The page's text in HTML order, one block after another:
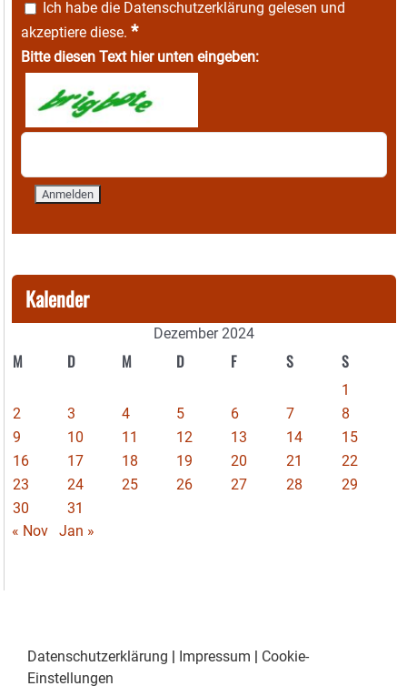
Ich habe die Datenschutzerklärung gelesen und
akzeptiere diese. *
Bitte diesen Text hier unten eingeben:
Kalender
Dezember 2024
M D M D F S S
1
2
3 4 5 6 7
8
9
10 11 12 13 14
15
16
17 18 19 20 21
22
23
24 25 26 27 28
29
30
31
« Nov
Jan »
Datenschutzerklärung | Impressum | Cookie-
Einstellungen